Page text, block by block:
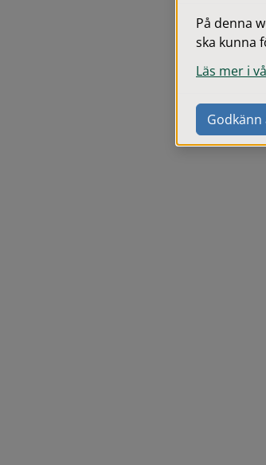
På denna
ska kunna
Läs mer i
Godkänn